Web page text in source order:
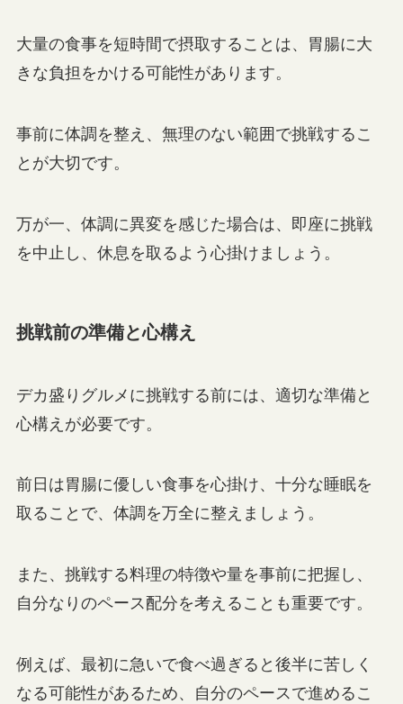
大量の食事を短時間で摂取することは、胃腸に大
きな負担をかける可能性があります。
事前に体調を整え、無理のない範囲で挑戦するこ
とが大切です。
万が一、体調に異変を感じた場合は、即座に挑戦
を中止し、休息を取るよう心掛けましょう。
挑戦前の準備と心構え
デカ盛りグルメに挑戦する前には、適切な準備と
心構えが必要です。
前日は胃腸に優しい食事を心掛け、十分な睡眠を
取ることで、体調を万全に整えましょう。
また、挑戦する料理の特徴や量を事前に把握し、
自分なりのペース配分を考えることも重要です。
例えば、最初に急いで食べ過ぎると後半に苦しく
なる可能性があるため、自分のペースで進めるこ